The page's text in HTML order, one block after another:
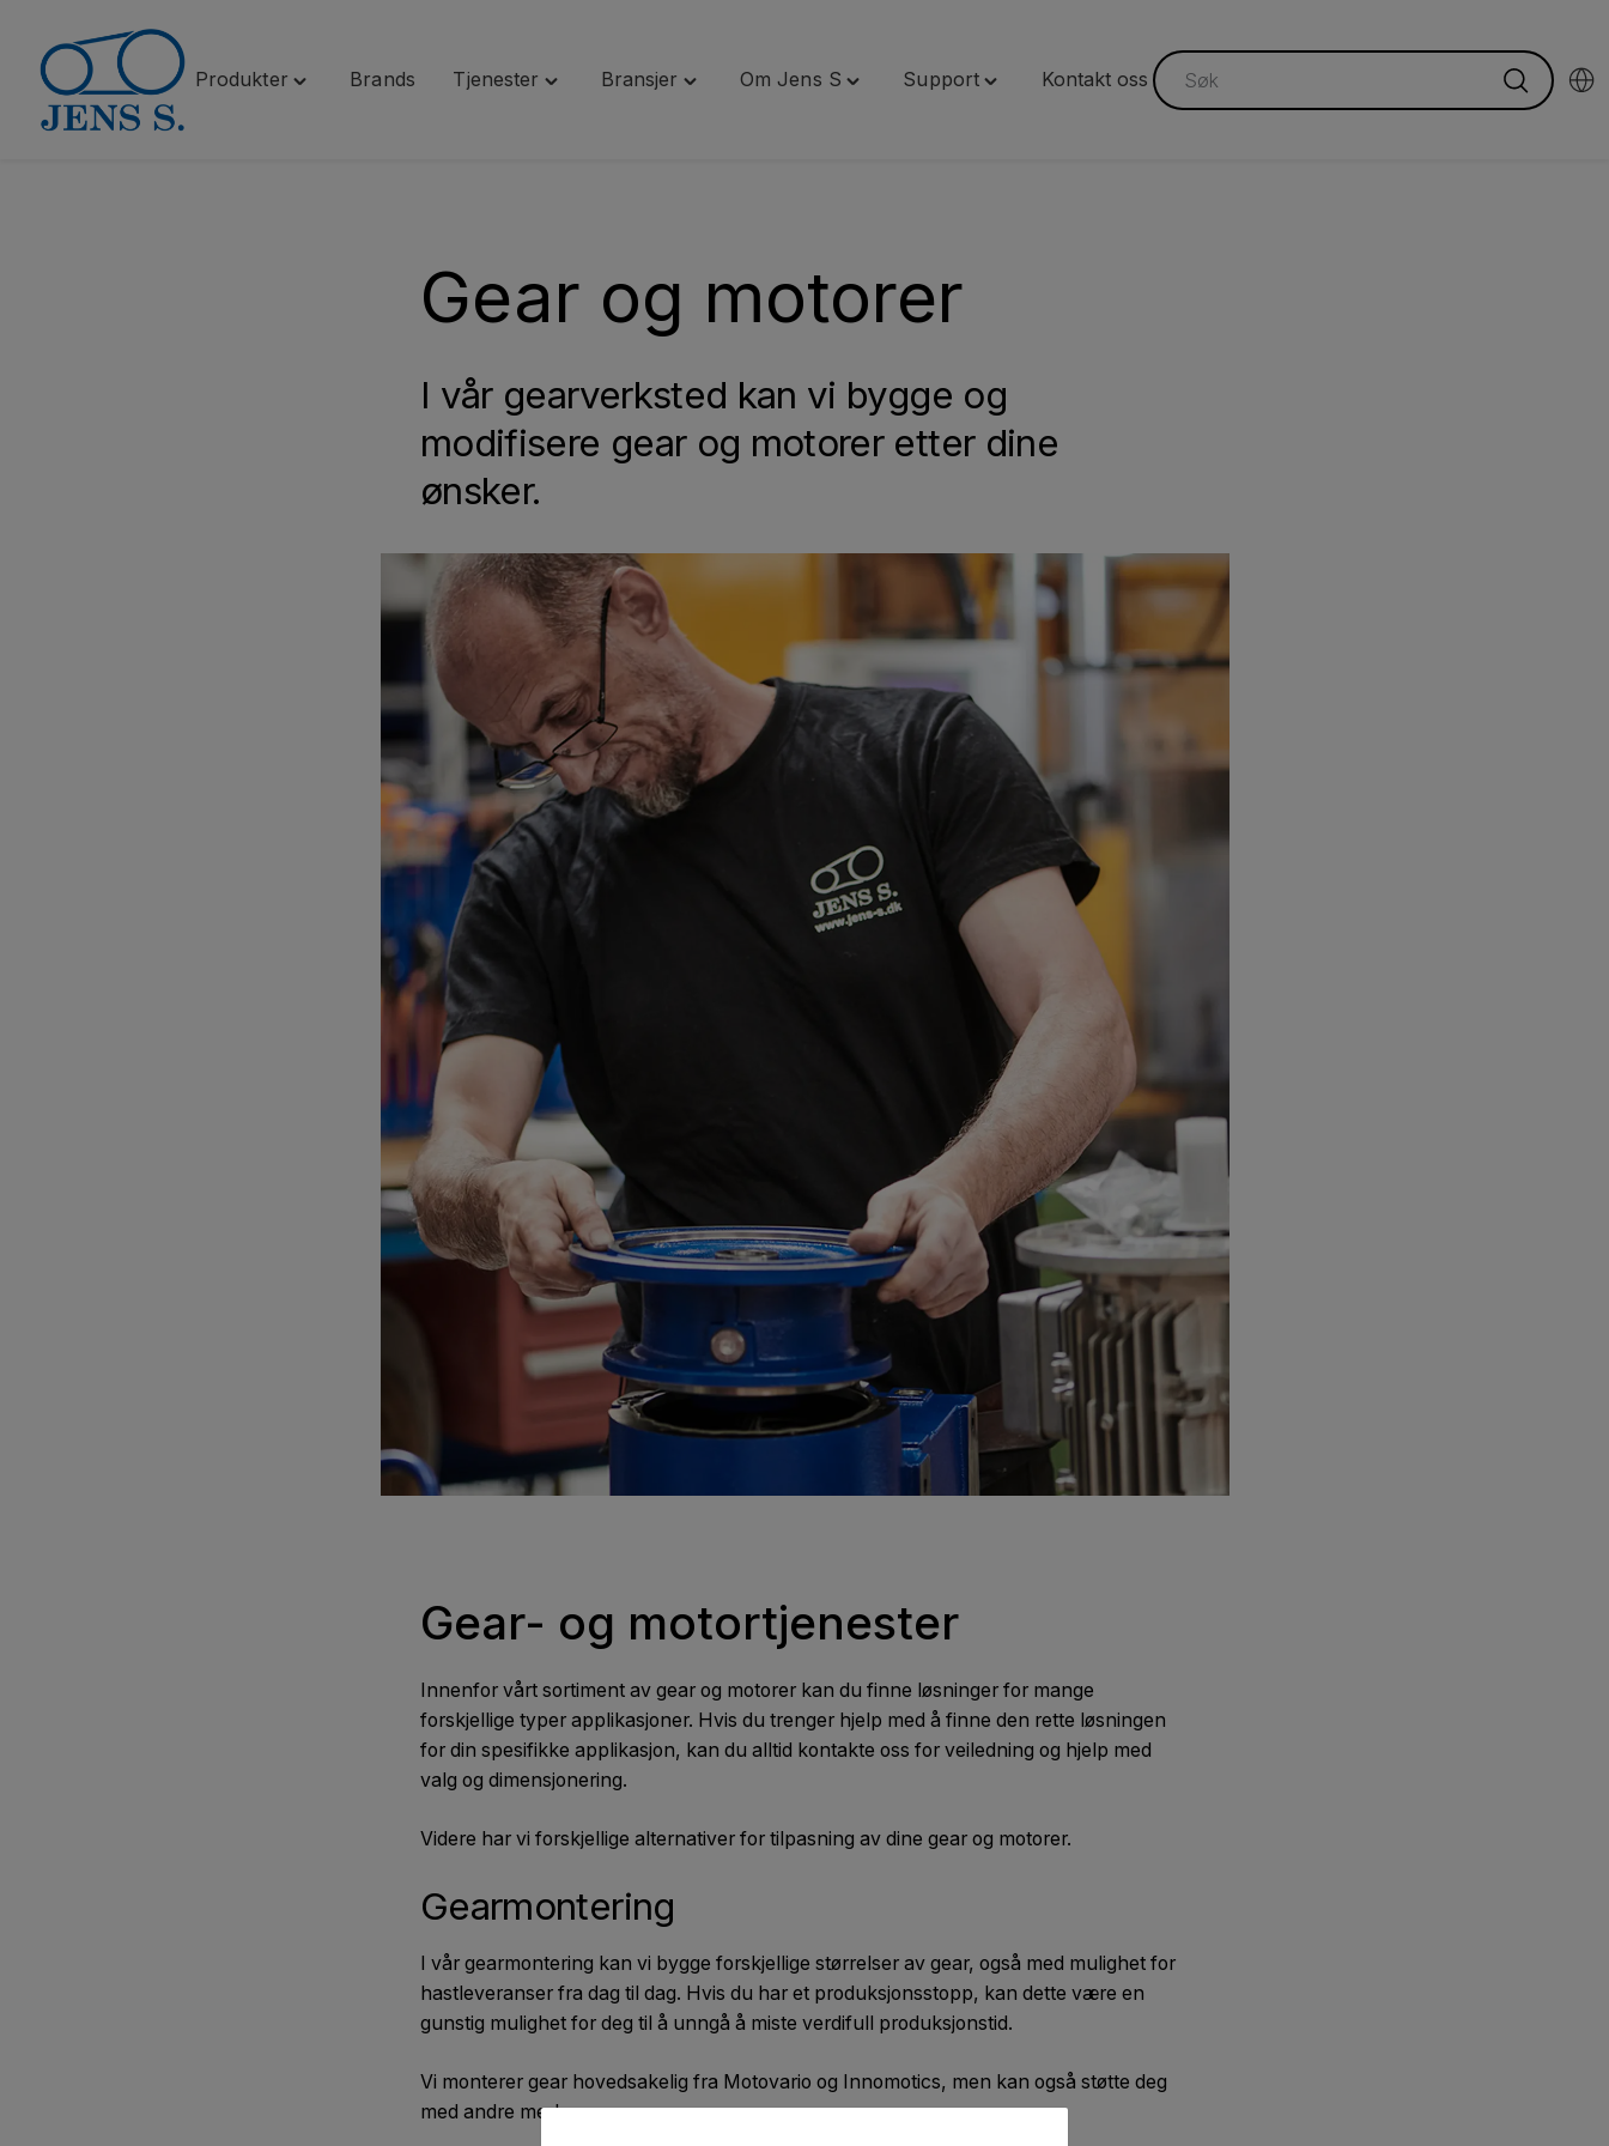
Hopp
til
Produkter
Toggle
Brands Tjenester
Toggle
Bransjer
Toggle
Om Jens S
Toggle
Support
Toggle
Kontakt oss
Gear og motorer
I vår gearverksted kan vi bygge og
modifisere gear og motorer etter dine
ønsker.
Gear- og motortjenester
Innenfor vårt sortiment av gear og motorer kan du finne løsninger for mange
forskjellige typer applikasjoner. Hvis du trenger hjelp med å finne den rette løsningen
for din spesifikke applikasjon, kan du alltid kontakte oss for veiledning og hjelp med
valg og dimensjonering.
Videre har vi forskjellige alternativer for tilpasning av dine gear og motorer.
Gearmontering
I vår gearmontering kan vi bygge forskjellige størrelser av gear, også med mulighet for
hastleveranser fra dag til dag. Hvis du har et produksjonsstopp, kan dette være en
gunstig mulighet for deg til å unngå å miste verdifull produksjonstid.
Vi monterer gear hovedsakelig fra Motovario og Innomotics, men kan også støtte deg
med andre merker.